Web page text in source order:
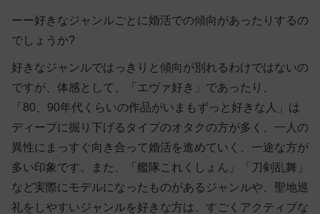
ーー好きなジャンルごとに婚活での傾向があったりするの
でしょうか?
好きなジャンルではっきりと傾向が別れるわけではないの
ですが、体感として、「エヴァ好き」であったり、
「80、90年代くらいの作品がいまもずっと好きな人」は
ディープに掘り下げるタイプのオタクの方が多く、一人の
異性にまっすぐ向き合って婚活を進めていく、一途な方が
多い印象です。また、「艦隊これくしょん」「刀剣乱舞」
など実際にモデルになったものがあるジャンルや、聖地巡
礼をしやすいジャンルを好きな方は、すごくアクティブな